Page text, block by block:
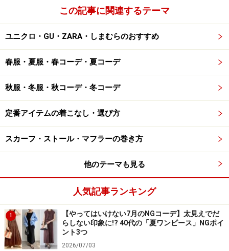
【取材協力】
VALENTINO（ヴァレンティノ）
ヴァレンティノ インフォメーションデスク
〒102‐0093東京都千代田区平河町1-2-10 平河町第一生
この記事に関連するテーマ
ユニクロ・GU・ZARA・しまむらのおすすめ
春服・夏服・春コーデ・夏コーデ
秋服・冬服・秋コーデ・冬コーデ
定番アイテムの着こなし・選び方
スカーフ・ストール・マフラーの巻き方
他のテーマも見る
人気記事ランキング
1
【やってはいけない7月のNGコーデ】太見えでだ
らしない印象に!? 40代の「夏ワンピース」NGポイ
ント3つ
2026/07/03